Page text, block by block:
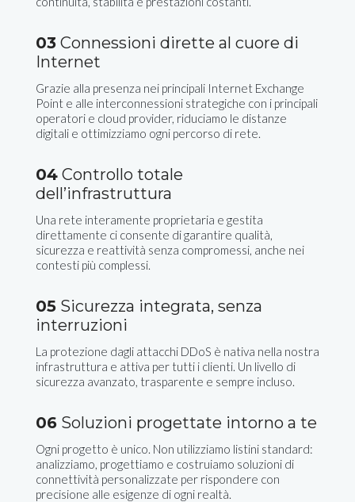
03 Connessioni dirette al cuore di
Internet
Grazie alla presenza nei principali Internet Exchange
Point e alle interconnessioni strategiche con i principali
operatori e cloud provider, riduciamo le distanze
digitali e ottimizziamo ogni percorso di rete.
04 Controllo totale
dell’infrastruttura
Una rete interamente proprietaria e gestita
direttamente ci consente di garantire qualità,
sicurezza e reattività senza compromessi, anche nei
contesti più complessi.
05 Sicurezza integrata, senza
interruzioni
La protezione dagli attacchi DDoS è nativa nella nostra
infrastruttura e attiva per tutti i clienti. Un livello di
sicurezza avanzato, trasparente e sempre incluso.
06 Soluzioni progettate intorno a te
Ogni progetto è unico. Non utilizziamo listini standard:
analizziamo, progettiamo e costruiamo soluzioni di
connettività personalizzate per rispondere con
precisione alle esigenze di ogni realtà.